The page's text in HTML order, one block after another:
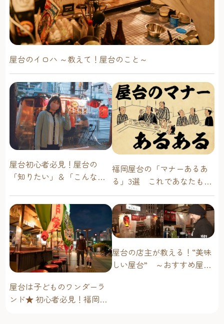
屋台のイロハ ～教えて！屋台のこと～
屋台初心者必見！屋台の
「知りたい」＆「こんな時
問に答えます！
福岡屋台の「マナーあるあ
る」3選 これであなたも屋
台通！
屋台は子どものワンダーラ
ンド★ 初心者必見！福岡博
屋台の店主が教える！“美味
しい屋台” ～おすすめ屋台